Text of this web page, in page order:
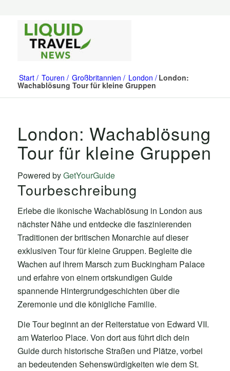
Start Touren Großbritannien London London:
Wachablösung Tour für kleine Gruppen
London: Wachablösung
Tour für kleine Gruppen
Powered byGetYourGuide
Tourbeschreibung
Erlebe die ikonische Wachablösung in London aus
nächster Nähe und entdecke die faszinierenden
Traditionen der britischen Monarchie auf dieser
exklusiven Tour für kleine Gruppen. Begleite die
Wachen auf ihrem Marsch zum Buckingham Palace
und erfahre von einem ortskundigen Guide
spannende Hintergrundgeschichten über die
Zeremonie und die königliche Familie.
Die Tour beginnt an der Reiterstatue von Edward VII.
am Waterloo Place. Von dort aus führt dich dein
Guide durch historische Straßen und Plätze, vorbei
an bedeutenden Sehenswürdigkeiten wie dem St.